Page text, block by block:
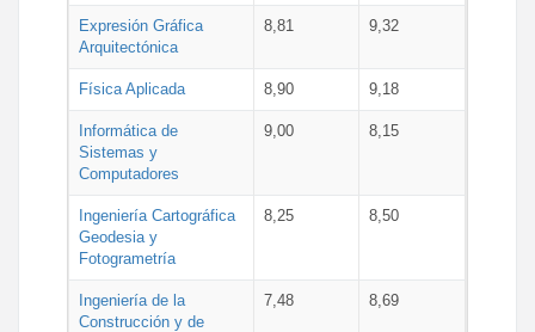
Expresión Gráfica
Arquitectónica
8,81 9,32
Física Aplicada 8,90 9,18
Informática de
Sistemas y
Computadores
9,00 8,15
Ingeniería Cartográfica
Geodesia y
Fotogrametría
8,25 8,50
Ingeniería de la
Construcción y de
7,48 8,69